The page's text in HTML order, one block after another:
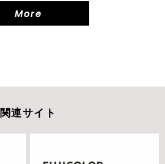
More
関連サイト